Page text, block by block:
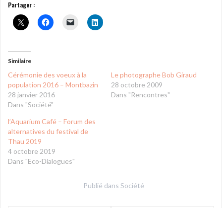
Partager :
Similaire
Cérémonie des voeux à la
population 2016 – Montbazin
28 janvier 2016
Dans "Société"
Le photographe Bob Giraud
28 octobre 2009
Dans "Rencontres"
l’Aquarium Café – Forum des
alternatives du festival de
Thau 2019
4 octobre 2019
Dans "Eco-Dialogues"
Publié dans Société